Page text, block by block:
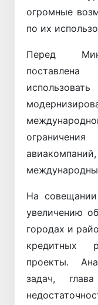
огромные
по их
Перед
На
увеличению
городах и
кредитных
проекты.
задач,